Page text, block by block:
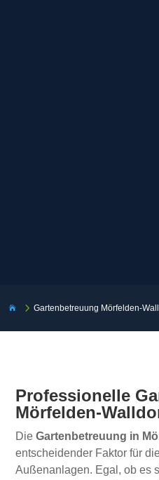
 5Gartenbetreuung Mörfelden-
Professionelle
Mörfelden-
DieGartenbetreuung in
entscheidender Faktor für
Außenanlagen. Egal, ob es